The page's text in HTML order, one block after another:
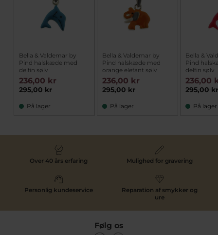
Bella & Valdemar by
Pind halskæde med
delfin sølv
295,00 kr
236,00 kr
På lager
Bella & Valdemar by
Pind halskæde med
orange elefant sølv
295,00 kr
236,00 kr
På lager
Bella &
Pind
delfin sølv
295,00
236,00
På lager
Over 40 års erfaring Mulighed for gravering
Personlig kundeservice
Reparation af smykker og
ure
Følg os